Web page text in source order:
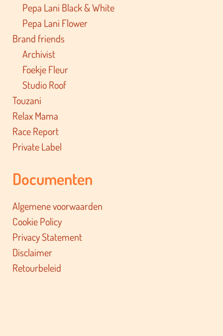
Pepa Lani Black & White
Pepa Lani Flower
Brand friends
Archivist
Foekje Fleur
Studio Roof
Touzani
Relax Mama
Race Report
Private Label
Documenten
Algemene voorwaarden
Cookie Policy
Privacy Statement
Disclaimer
Retourbeleid